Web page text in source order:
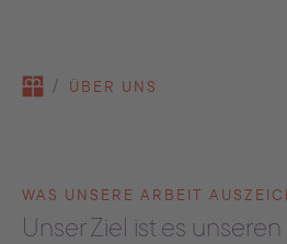
ÜBER UNS
WAS UNSERE ARBEIT
Unser Ziel ist es